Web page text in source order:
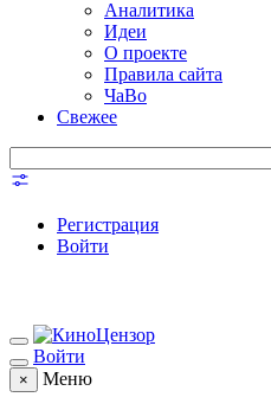
Аналитика
Идеи
О проекте
Правила сайта
ЧаВо
Свежее
Регистрация
Войти
Войти
× Меню